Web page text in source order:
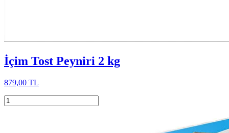
İçim Tost Peyniri 2 kg
879,00 TL